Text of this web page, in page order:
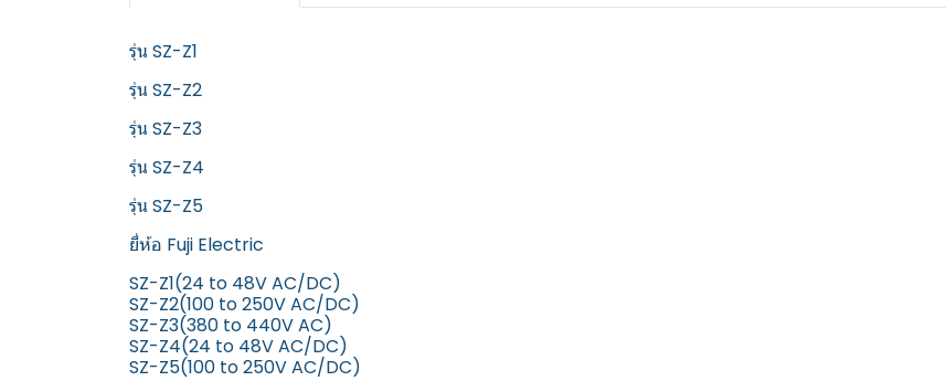
รุ่น SZ-Z1
รุ่น SZ-Z2
รุ่น SZ-Z3
รุ่น SZ-Z4
รุ่น SZ-Z5
ยี่ห้อ Fuji Electric
SZ-Z1(24 to 48V AC/DC)
SZ-Z2(100 to 250V AC/DC)
SZ-Z3(380 to 440V AC)
SZ-Z4(24 to 48V AC/DC)
SZ-Z5(100 to 250V AC/DC)